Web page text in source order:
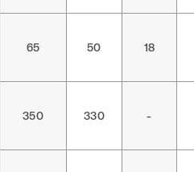
65 50 18
350 330 -